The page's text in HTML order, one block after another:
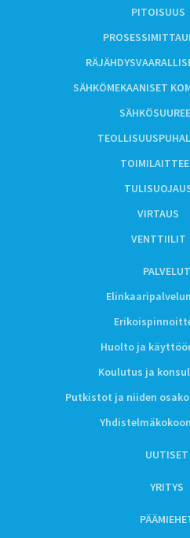
PITOISUUS
SÄHKÖMEKAANISET
VIRTAUS
VENTTIILIT
PALVELUT
Huolto ja
Koulutus ja
Putkistot ja niiden
UUTISET
YRITYS